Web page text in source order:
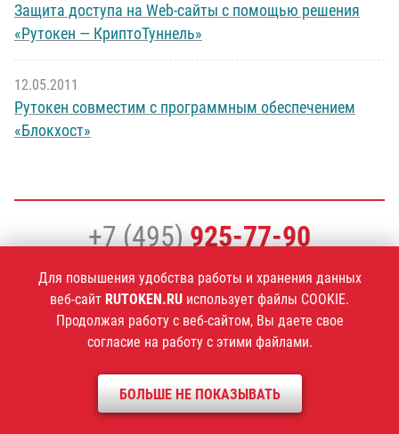
Защита доступа на Web-сайты с помощью решения
«Рутокен — КриптоТуннель»
12.05.2011
Рутокен совместим с программным обеспечением
«Блокхост»
+7 (495)925-77-90
1994–2026 ©Компания «Актив»
Для повышения удобства работы и хранения данных
веб-сайт RUTOKEN.RU использует файлы COOKIE.
Продолжая работу с веб-сайтом, Вы даете свое
согласие на работу с этими файлами.
БОЛЬШЕ НЕ ПОКАЗЫВАТЬ